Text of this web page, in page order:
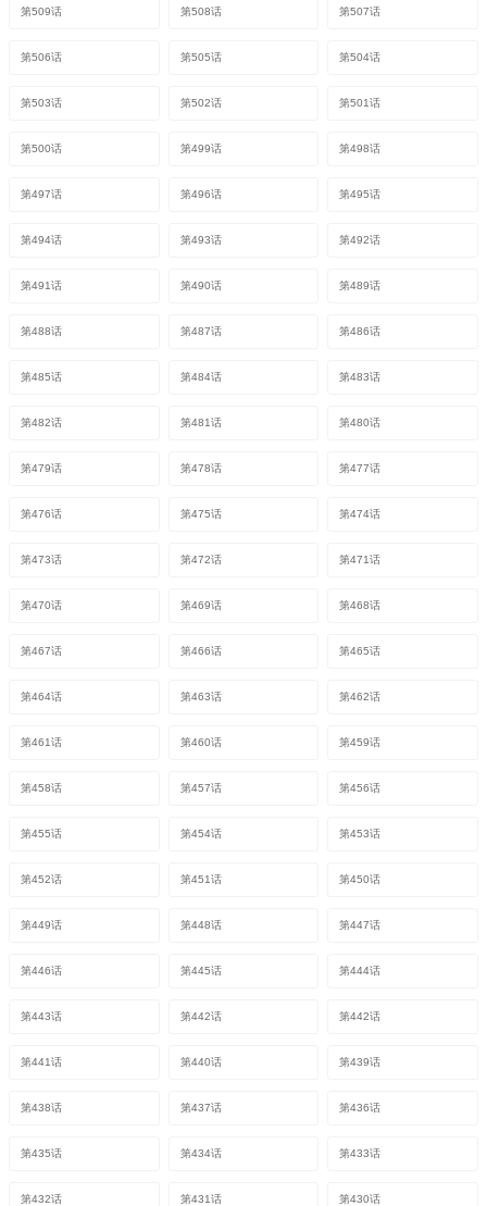
第509话 第508话 第507话
第506话 第505话 第504话
第503话 第502话 第501话
第500话 第499话 第498话
第497话 第496话 第495话
第494话 第493话 第492话
第491话 第490话 第489话
第488话 第487话 第486话
第485话 第484话 第483话
第482话 第481话 第480话
第479话 第478话 第477话
第476话 第475话 第474话
第473话 第472话 第471话
第470话 第469话 第468话
第467话 第466话 第465话
第464话 第463话 第462话
第461话 第460话 第459话
第458话 第457话 第456话
第455话 第454话 第453话
第452话 第451话 第450话
第449话 第448话 第447话
第446话 第445话 第444话
第443话 第442话 第442话
第441话 第440话 第439话
第438话 第437话 第436话
第435话 第434话 第433话
第432话 第431话 第430话